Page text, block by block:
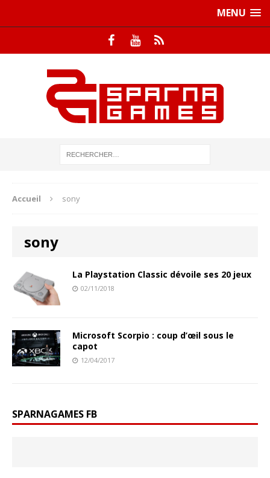
MENU
Accueil sony
sony
La Playstation Classic dévoile ses 20 jeux
02/11/2018
Microsoft Scorpio : coup d’œil sous le
capot
12/04/2017
SPARNAGAMES FB